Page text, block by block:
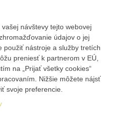
návštevy tejto webovej
údajov o jej
použiť nástroje a služby tretích
preniesť k partnerom v EÚ,
na „Prijať všetky cookies“
Nižšie môžete nájsť
svoje preferencie.